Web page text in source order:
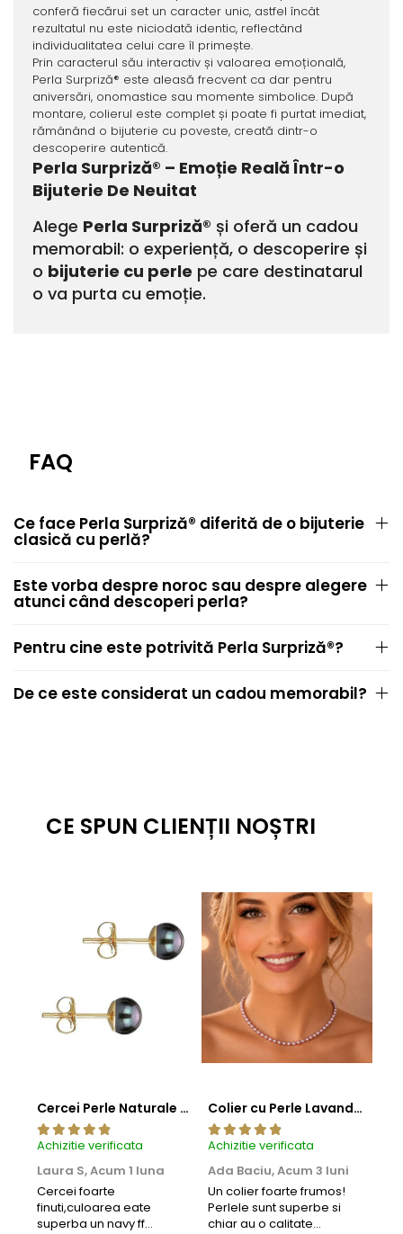
conferă fiecărui set un caracter unic, astfel încât
rezultatul nu este niciodată identic, reflectând
individualitatea celui care îl primește.
Prin caracterul său interactiv și valoarea emoțională,
Perla Surpriză® este aleasă frecvent ca dar pentru
aniversări, onomastice sau momente simbolice. După
montare, colierul este complet și poate fi purtat imediat,
rămânând o bijuterie cu poveste, creată dintr-o
descoperire autentică.
Perla Surpriză® – Emoție Reală Într-o
Bijuterie De Neuitat
Alege Perla Surpriză® și oferă un cadou
memorabil: o experiență, o descoperire și
o bijuterie cu perle pe care destinatarul
o va purta cu emoție.
FAQ
Ce face Perla Surpriză® diferită de o bijuterie
clasică cu perlă?
Este vorba despre noroc sau despre alegere
atunci când descoperi perla?
Pentru cine este potrivită Perla Surpriză®?
De ce este considerat un cadou memorabil?
CE SPUN CLIENȚII NOȘTRI
Cercei Perle Naturale Negre 5-6 mm, Buton AAA, Aur 14K (aur 585), Tip Șurub | KASKADDA®
Achizitie verificata
Laura S,Acum 1 luna
Cercei foarte
finuti,culoarea eate
superba un navy ff
Colier cu Perle Lavanda la Baza Gatului, de 4-5 mm, Perle Rare, Calitate AAA+, Aur 14K | KASKADDA®
Achizitie verificata
Ada Baciu,Acum 3 luni
Un colier foarte frumos!
Perlele sunt superbe si
chiar au o calitate